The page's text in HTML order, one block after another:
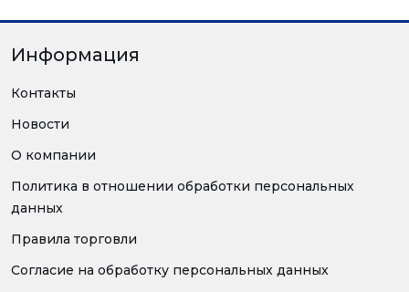
Информация
Контакты
Новости
О компании
Политика в отношении обработки персональных
данных
Правила торговли
Согласие на обработку персональных данных